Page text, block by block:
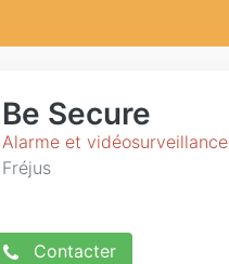
Be Secure
Alarme et vidéosurveillance
Fréjus
Contacter